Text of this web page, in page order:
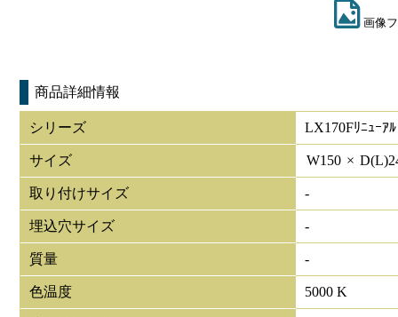
画像
商品詳細情報
シリーズ LX170Fﾘﾆｭｰｱﾙ
サイズ W150 × D(L)
取り付けサイズ -
埋込穴サイズ -
質量 -
色温度 5000 K